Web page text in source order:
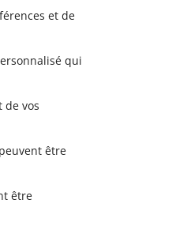
et de
qui
de vos
être
être